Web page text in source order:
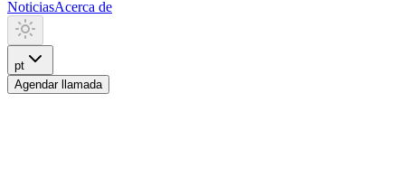
NoticiasAcerca de
pt
Agendar llamada